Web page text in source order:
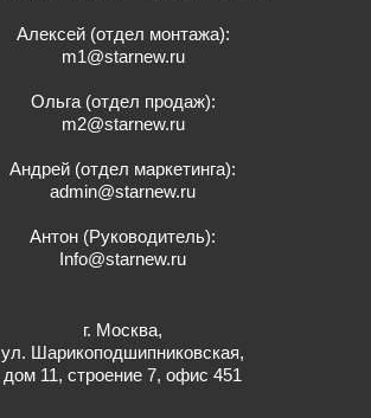
Алексей (отдел монтажа):
m1@starnew.ru
Ольга (отдел продаж):
m2@starnew.ru
Андрей (отдел маркетинга):
admin@starnew.ru
Антон (Руководитель):
Info@starnew.ru
г. Москва,
ул. Шарикоподшипниковская,
дом 11, строение 7, офис 451